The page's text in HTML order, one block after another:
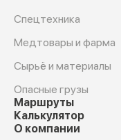
Спецтехника
Медтовары и фарма
Сырьё и материалы
Опасные грузы
Маршруты
Калькулятор
О компании